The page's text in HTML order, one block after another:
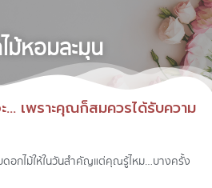
ม้หอมละมุน
… เพราะคุณก็สมควรได้รับความ
ดอกไม้ให้ในวันสำคัญแต่คุณรู้ไหม…บางครั้ง